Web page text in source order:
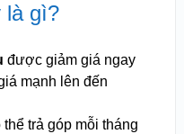
là gì?
được giảm giá ngay
mạnh lên đến
trả góp mỗi tháng